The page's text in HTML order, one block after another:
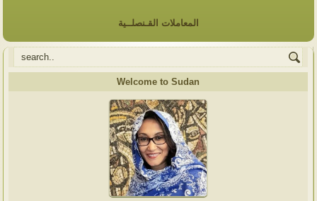
المعاملات القـنصلــية
Welcome to Sudan